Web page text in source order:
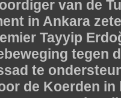
van de
in Ankara
Tayyip
tegen
te
de Koerden